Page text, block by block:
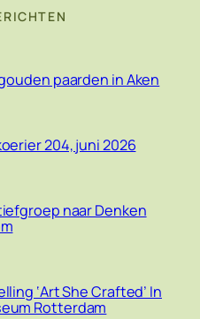
paarden in Aken
204, juni 2026
naar Denken
‘Art She Crafted’ In
Rotterdam